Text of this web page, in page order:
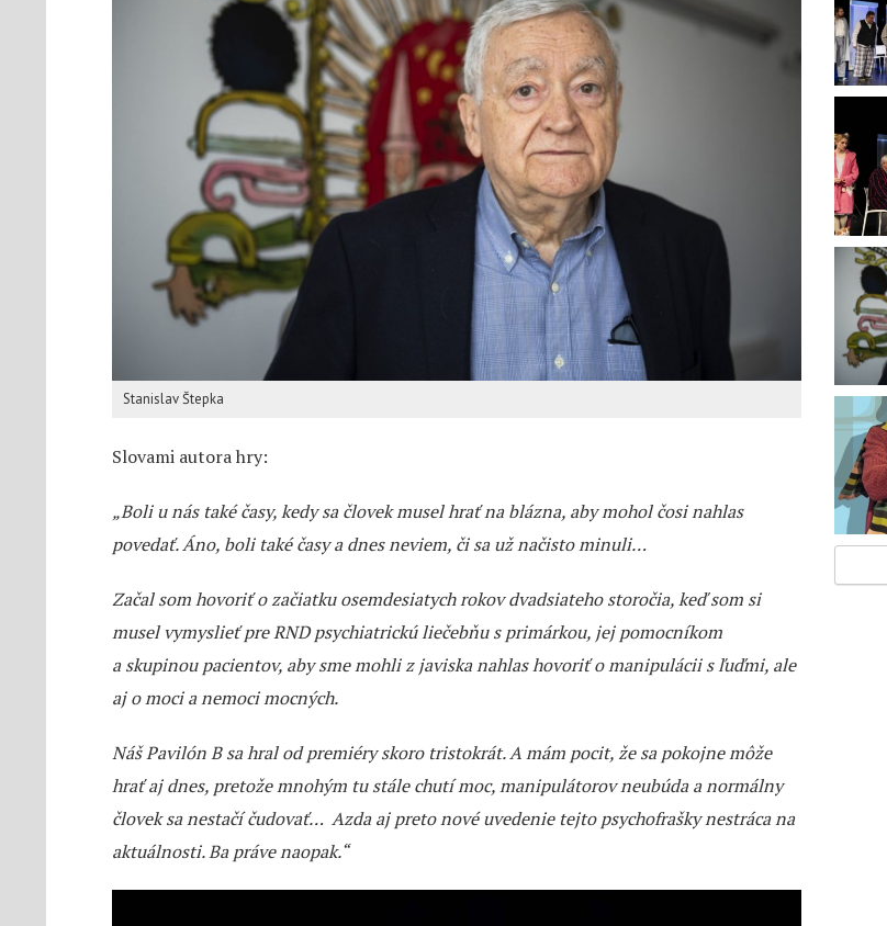
Stanislav Štepka
Slovami autora hry:
„Boli u nás také časy, kedy sa človek musel hrať na blázna, aby mohol čosi nahlas
povedať. Áno, boli také časy a dnes neviem, či sa už načisto minuli…
Začal som hovoriť o začiatku osemdesiatych rokov dvadsiateho storočia, keď som si
musel vymyslieť pre RND psychiatrickú liečebňu s primárkou, jej pomocníkom
a skupinou pacientov, aby sme mohli z javiska nahlas hovoriť o manipulácii s ľuďmi, ale
aj o moci a nemoci mocných.
Náš Pavilón B sa hral od premiéry skoro tristokrát. A mám pocit, že sa pokojne môže
hrať aj dnes, pretože mnohým tu stále chutí moc, manipulátorov neubúda a normálny
človek sa nestačí čudovať… Azda aj preto nové uvedenie tejto psychofrašky nestráca na
aktuálnosti. Ba práve naopak.“